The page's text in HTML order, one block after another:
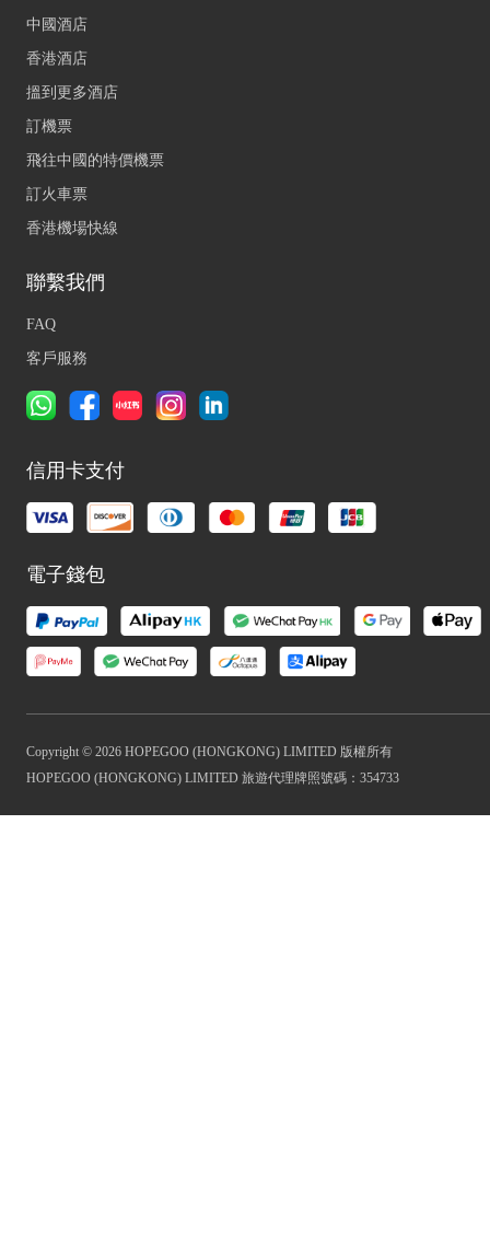
中國酒店
香港酒店
搵到更多酒店
訂機票
飛往中國的特價機票
訂火車票
香港機場快線
聯繫我們
FAQ
客戶服務
信用卡支付
電子錢包
Copyright © 2026 HOPEGOO (HONGKONG) LIMITED 版權所有
HOPEGOO (HONGKONG) LIMITED 旅遊代理牌照號碼：354733